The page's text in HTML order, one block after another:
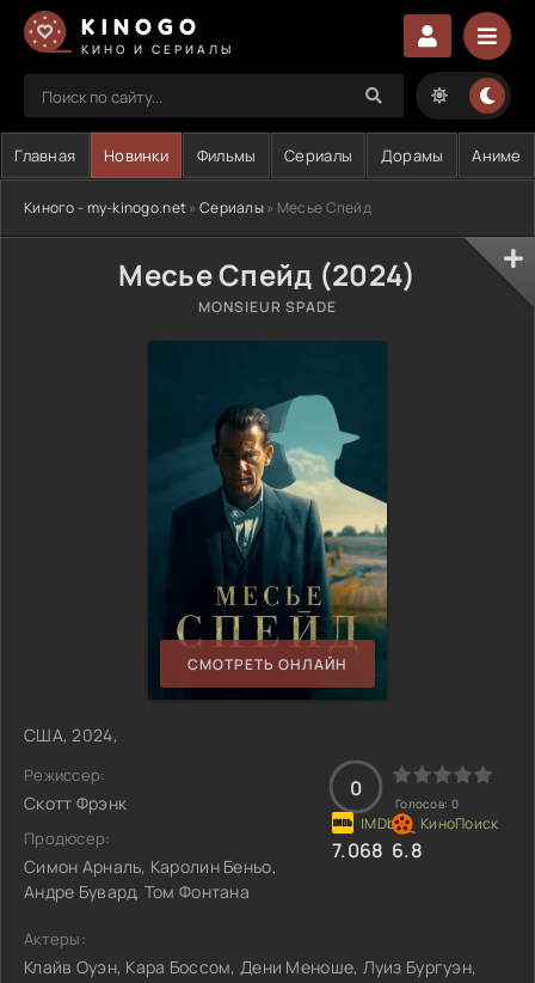
KINOGO
КИНО И СЕРИАЛЫ
Главная Новинки Фильмы Сериалы Дорамы Аниме
Киного - my-kinogo.net»Сериалы» Месье Спейд
Месье Спейд (2024)
MONSIEUR SPADE
СМОТРЕТЬ ОНЛАЙН
США, 2024,
Режиссер:
Скотт Фрэнк
Продюсер:
Симон Арналь, Каролин Беньо,
Андре Бувард, Том Фонтана
0
Голосов: 0
7.068 6.8
Актеры:
Клайв Оуэн, Кара Боссом, Дени Меноше, Луиз Бургуэн,